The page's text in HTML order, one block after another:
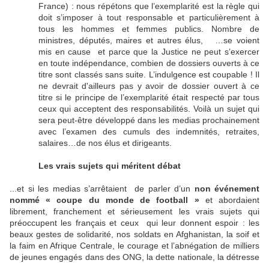
France) : nous répétons que l’exemplarité est la règle qui
doit s’imposer à tout responsable et particulièrement à
tous les hommes et femmes publics. Nombre de
ministres, députés, maires et autres élus,
…se voient
mis en cause
et parce que la Justice ne peut s’exercer
en toute indépendance, combien de dossiers ouverts à ce
titre sont classés sans suite. L’indulgence est coupable ! Il
ne devrait d'ailleurs pas y avoir de dossier ouvert à ce
titre si le principe de l’exemplarité était respecté par tous
ceux qui acceptent des responsabilités. Voilà un sujet qui
sera peut-être développé dans les medias prochainement
avec l’examen des cumuls des indemnités, retraites,
salaires…de nos élus et dirigeants.
Les vrais sujets qui méritent débat
...et si les medias s’arrêtaient de parler d’un non événement
nommé « coupe du monde de football »et abordaient
librement, franchement et sérieusement les vrais sujets qui
préoccupent les français et ceux qui leur donnent espoir : les
beaux gestes de solidarité, nos soldats en Afghanistan, la soif et
la faim en Afrique Centrale, le courage et l’abnégation de milliers
de jeunes engagés dans des ONG, la dette nationale, la détresse